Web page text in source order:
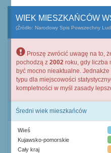
WIEK MIESZKAŃCÓW
(Źródło: Narodowy Spis Powszechny
Proszę zwrócić uwagę na to,
pochodzą z 2002 roku, gdy liczba
być mocno nieaktualne.
typu dla miejscowości
kompletności w myśl zasady
Średni wiek mieszkańców
Wieś
Kujawsko-pomorskie
Cały kraj